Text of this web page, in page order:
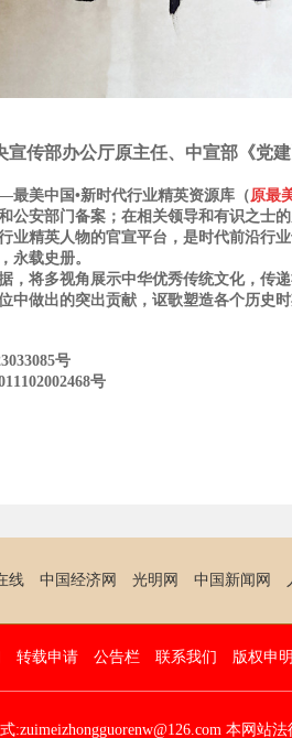
宣传部办公厅原主任、中宣部《党
中国•新时代行业精英资源库（原最
公安部门备案；在相关领导和有识之士
精英人物的官宣平台，是时代前沿行
永载史册。
将多视角展示中华优秀传统文化，传
中做出的突出贡献，讴歌塑造各个历史
号
号
线 中国经济网 光明网 中国新闻网
转载申请 公告栏 联系我们 版权申明
本网站法